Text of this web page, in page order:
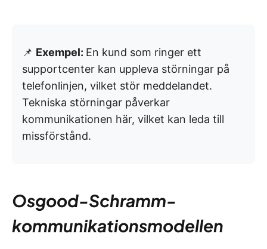
📌 Exempel: En kund som ringer ett
supportcenter kan uppleva störningar på
telefonlinjen, vilket stör meddelandet.
Tekniska störningar påverkar
kommunikationen här, vilket kan leda till
missförstånd.
Osgood-Schramm-
kommunikationsmodellen